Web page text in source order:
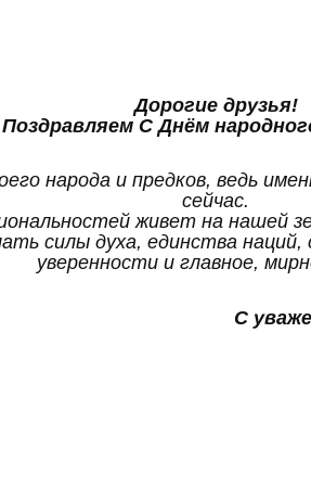
Дорогие друзья!
Поздравляем С Днём
народа и предков, ведь
сейчас.
живет на нашей
силы духа, единства
уверенности и главное,
С